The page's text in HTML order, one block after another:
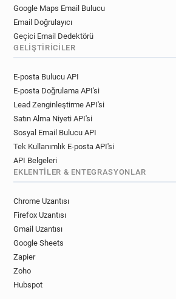
Google Maps Email Bulucu
Email Doğrulayıcı
Geçici Email Dedektörü
GELIŞTIRICILER
E-posta Bulucu API
E-posta Doğrulama API'si
Lead Zenginleştirme API'si
Satın Alma Niyeti API'si
Sosyal Email Bulucu API
Tek Kullanımlık E-posta API'si
API Belgeleri
EKLENTILER & ENTEGRASYONLAR
Chrome Uzantısı
Firefox Uzantısı
Gmail Uzantısı
Google Sheets
Zapier
Zoho
Hubspot